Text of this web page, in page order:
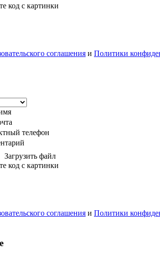
код с картинки
соглашения и Политики
телефон
Загрузить файл
код с картинки
соглашения и Политики